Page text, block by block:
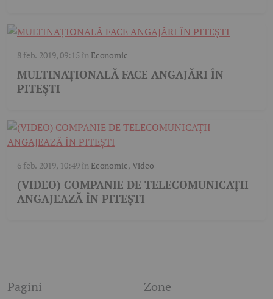
8 feb. 2019, 09:15 în Economic
MULTINAȚIONALĂ FACE ANGAJĂRI ÎN
PITEȘTI
6 feb. 2019, 10:49în Economic, Video
(VIDEO) COMPANIE DE TELECOMUNICAȚII
ANGAJEAZĂ ÎN PITEȘTI
Pagini Zone